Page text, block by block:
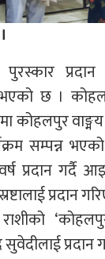
प्रदान
छ ।
कोहलपुर वाङ्मय
सम्पन्न
प्रदान गर्दै
प्रदान
सुवेदीलाई प्रदान